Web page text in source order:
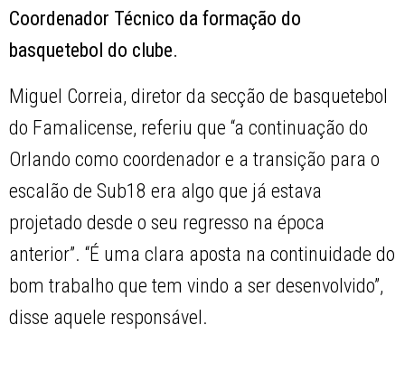
Coordenador Técnico da formação do
basquetebol do clube.
Miguel Correia, diretor da secção de basquetebol
do Famalicense, referiu que “a continuação do
Orlando como coordenador e a transição para o
escalão de Sub18 era algo que já estava
projetado desde o seu regresso na época
anterior”. “É uma clara aposta na continuidade do
bom trabalho que tem vindo a ser desenvolvido”,
disse aquele responsável.